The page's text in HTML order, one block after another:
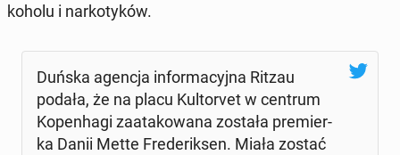
ko­ho­lu i nar­ko­ty­ków.
Duńska agencja in­for­ma­cyj­na Ritzau
podała, że na placu Kul­to­rvet w centrum
Ko­pen­ha­gi za­ata­ko­wa­na została pre­mier­
ka Danii Mette Fre­de­rik­sen. Miała zostać